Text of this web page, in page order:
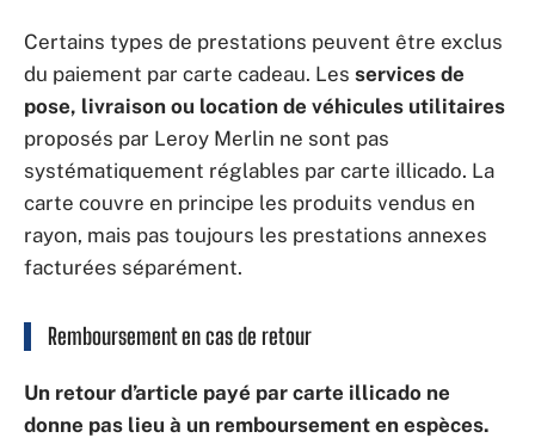
Certains types de prestations peuvent être exclus
du paiement par carte cadeau. Les services de
pose, livraison ou location de véhicules utilitaires
proposés par Leroy Merlin ne sont pas
systématiquement réglables par carte illicado. La
carte couvre en principe les produits vendus en
rayon, mais pas toujours les prestations annexes
facturées séparément.
Remboursement en cas de retour
Un retour d’article payé par carte illicado ne
donne pas lieu à un remboursement en espèces.